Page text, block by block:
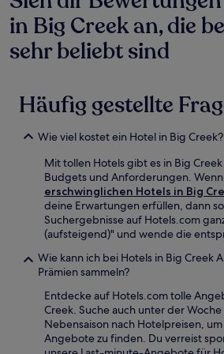
in Big Creek an, die
sehr beliebt sind
Häufig gestellte
Wie viel kostet ein Hotel in Big Creek?
Mit tollen Hotels gibt es in Big
Budgets und Anforderungen.
erschwinglichen Hotels in Big
deine Erwartungen erfüllen, dann
Suchergebnisse auf Hotels.com
(aufsteigend)" und wende die
Wie kann ich bei Hotels in Big Creek
Prämien sammeln?
Entdecke auf Hotels.com tolle
Creek. Suche auch unter der
Nebensaison nach Hotelpreisen,
Angebote zu finden. Du verreist